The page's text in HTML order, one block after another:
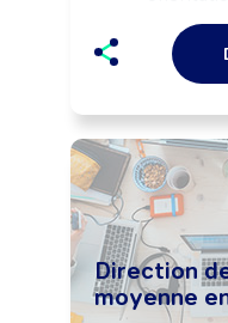
et la
Peut définir la
Direction
moyenne